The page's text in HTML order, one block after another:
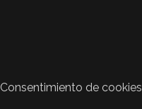
Consentimiento de cookies